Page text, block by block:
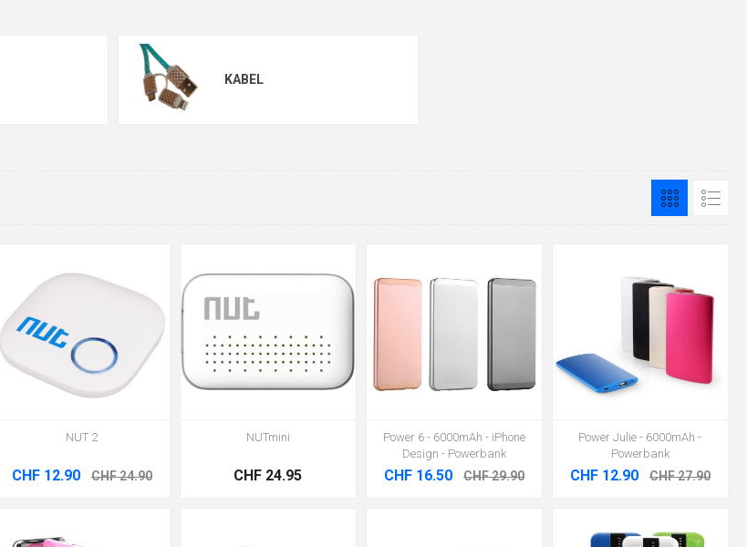
KABEL
NUT 2
CHF 12.90 CHF 24.90
NUTmini
CHF 24.95
Power 6 - 6000mAh - iPhone
Design - Powerbank
CHF 16.50 CHF 29.90
Power Julie - 6000mAh -
Powerbank
CHF 12.90 CHF 27.90